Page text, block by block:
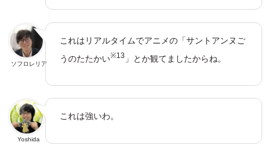
ソフロレリア
これはリアルタイムでアニメの「サントアンヌご
うのたたかい※13 」とか観てましたからね。
Yoshida
これは強いわ。